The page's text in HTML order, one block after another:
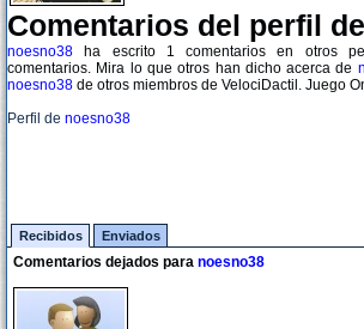
Comentarios del perfil de
noesno38 ha escrito 1 comentarios en otros
comentarios. Mira lo que otros han dicho acerca de
noesno38 de otros miembros de VelociDactil. Juego
Perfil de noesno38
Recibidos Enviados
Comentarios dejados para noesno38